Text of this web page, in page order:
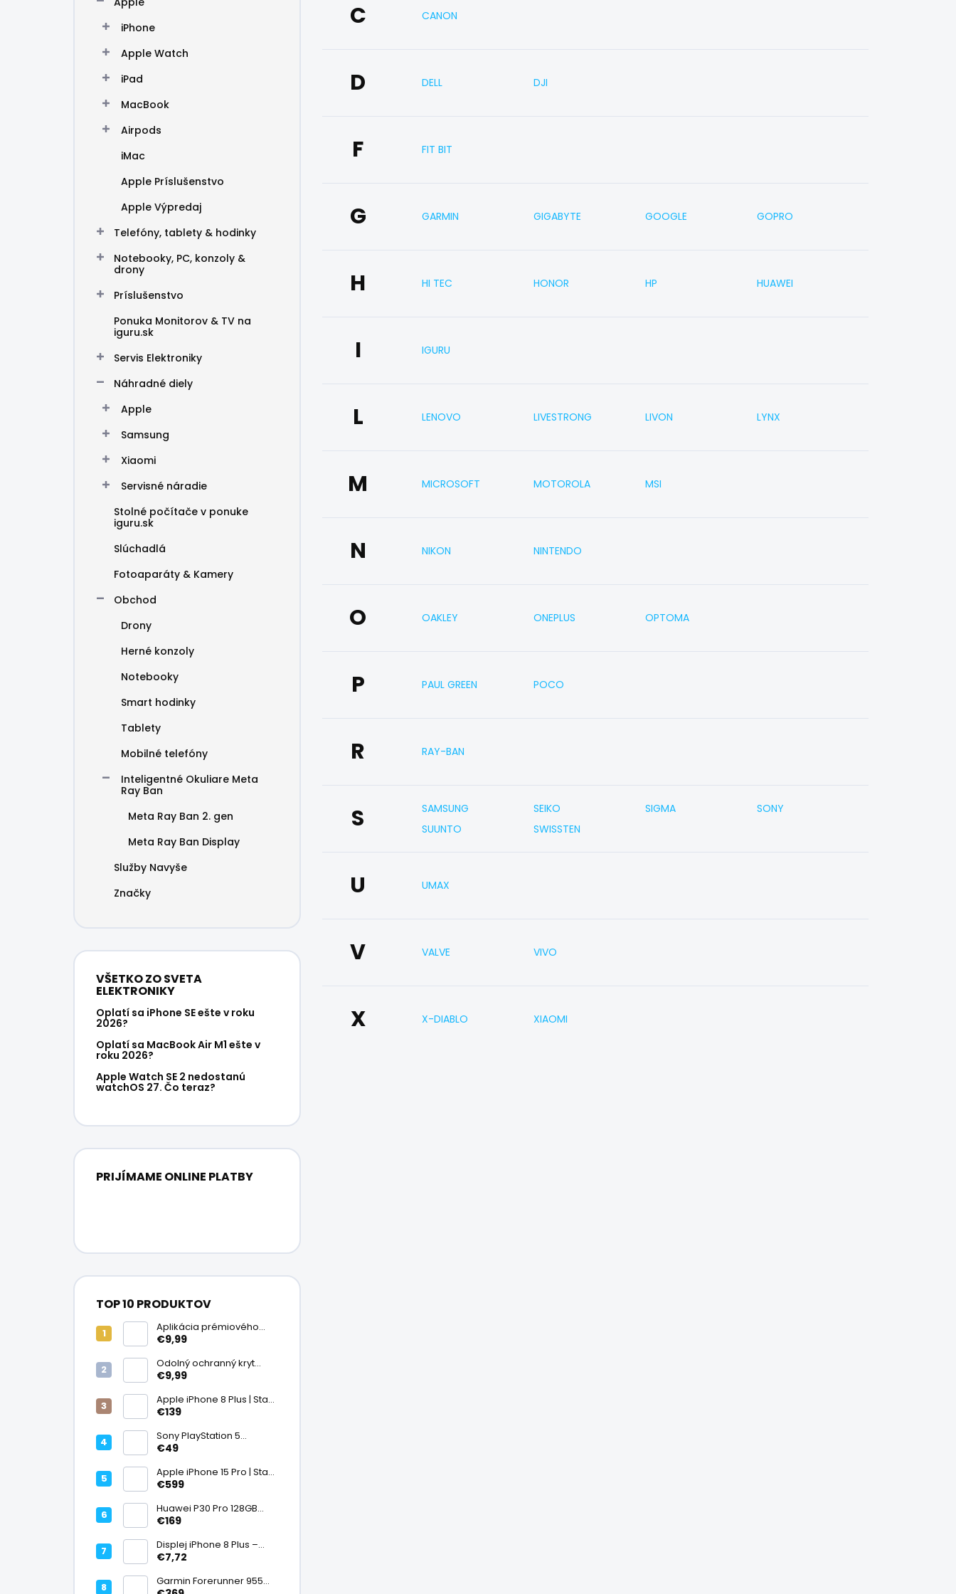
iPhone
Apple Watch
iPad
MacBook
Airpods
iMac
Apple Príslušenstvo
Apple Výpredaj
Telefóny, tablety & hodinky
Notebooky, PC, konzoly &
drony
Príslušenstvo
Ponuka Monitorov & TV na
iguru.sk
Servis Elektroniky
Náhradné diely
Apple
Samsung
Xiaomi
Servisné náradie
Stolné počítače v ponuke
iguru.sk
Slúchadlá
Fotoaparáty & Kamery
Obchod
Drony
Herné konzoly
Notebooky
Smart hodinky
Tablety
Mobilné telefóny
Inteligentné Okuliare Meta
Ray Ban
Meta Ray Ban 2. gen
Meta Ray Ban Display
Služby Navyše
Značky
VŠETKO ZO SVETA
ELEKTRONIKY
Oplatí sa iPhone SE ešte v roku
2026?
Oplatí sa MacBook Air M1 ešte v
roku 2026?
Apple Watch SE 2 nedostanú
watchOS 27. Čo teraz?
PRIJÍMAME ONLINE PLATBY
TOP 10 PRODUKTOV
Aplikácia prémiového
ochranného skla na
€9,99
Odolný ochranný kryt
transparentný
€9,99
Apple iPhone 8 Plus | Stav:
Vynikajúci – A
€139
Sony PlayStation 5
DualSense bezdrôtový
Vynikajúci – A
€49
Apple iPhone 15 Pro | Stav:
Vynikajúci – A
€599
Huawei P30 Pro 128GB
Black, Kirin 980, Leica 40
6,47" OLED, IP68 | Stav:
Vynikajúci – A
€169
Displej iPhone 8 Plus –
PREMIUM (lcd)
€7,72
Garmin Forerunner 955
C CANON
D DELL DJI
F FIT BIT
G GARMIN GIGABYTE GOOGLE GOPRO
H HI TEC HONOR HP HUAWEI
I IGURU
L LENOVO LIVESTRONG LIVON LYNX
M MICROSOFT MOTOROLA MSI
N NIKON NINTENDO
O OAKLEY ONEPLUS OPTOMA
P PAUL GREEN POCO
R RAY-BAN
S SAMSUNG SEIKO SIGMA
SONY
SUUNTO
SWISSTEN
U UMAX
V VALVE VIVO
X X-DIABLO XIAOMI